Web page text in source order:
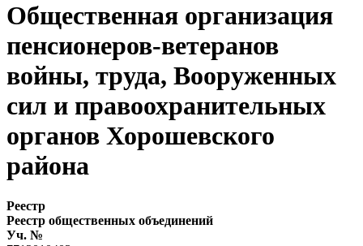
Общественная организация
пенсионеров-ветеранов
войны, труда, Вооруженных
сил и правоохранительных
органов Хорошевского
района
Реестр
Реестр общественных объединений
Уч. №